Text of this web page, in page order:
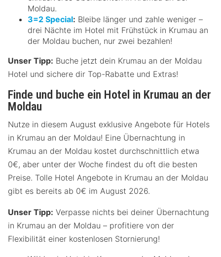
Moldau.
3=2 Special: Bleibe länger und zahle weniger –
drei Nächte im Hotel mit Frühstück in Krumau an
der Moldau buchen, nur zwei bezahlen!
Unser Tipp: Buche jetzt dein Krumau an der Moldau
Hotel und sichere dir Top-Rabatte und Extras!
Finde und buche ein Hotel in Krumau an der
Moldau
Nutze in diesem August exklusive Angebote für Hotels
in Krumau an der Moldau! Eine Übernachtung in
Krumau an der Moldau kostet durchschnittlich etwa
0€, aber unter der Woche findest du oft die besten
Preise. Tolle Hotel Angebote in Krumau an der Moldau
gibt es bereits ab 0€ im August 2026.
Unser Tipp: Verpasse nichts bei deiner Übernachtung
in Krumau an der Moldau – profitiere von der
Flexibilität einer kostenlosen Stornierung!